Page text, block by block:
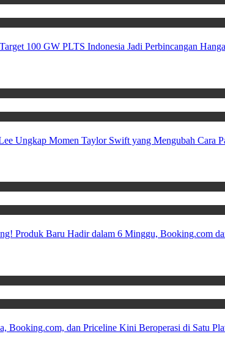
100 GW PLTS Indonesia Jadi Perbincangan
Ungkap Momen Taylor Swift yang Mengubah Cara
Produk Baru Hadir dalam 6 Minggu, Booking.com
Booking.com, dan Priceline Kini Beroperasi di Satu